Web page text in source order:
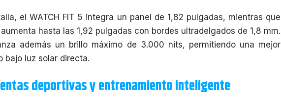
el WATCH FIT 5 integra un panel de 1,82 pulgadas, mientras que
aumenta hasta las 1,92 pulgadas con bordes ultradelgados de 1,8 mm.
además un brillo máximo de 3.000 nits, permitiendo una mejor
bajo luz solar directa.
deportivas y entrenamiento inteligente